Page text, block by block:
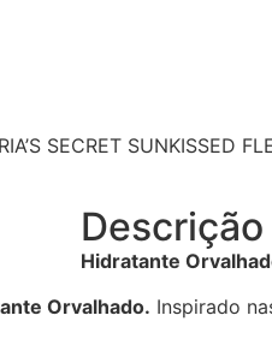
SECRET SUNKISSED
Descrição
Hidratante
Orvalhado. Inspirado